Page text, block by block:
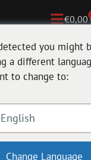
€0,00
Anabolen / Global
you might
a different
to change to:
English
Change Language